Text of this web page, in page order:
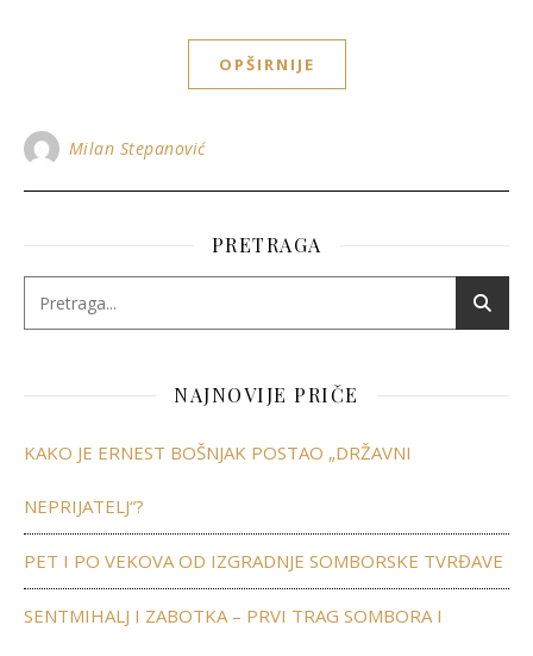
OPŠIRNIJE
Milan Stepanović
PRETRAGA
NAJNOVIJE PRIČE
KAKO JE ERNEST BOŠNJAK POSTAO „DRŽAVNI
NEPRIJATELJ“?
PET I PO VEKOVA OD IZGRADNJE SOMBORSKE TVRĐAVE
SENTMIHALJ I ZABOTKA – PRVI TRAG SOMBORA I